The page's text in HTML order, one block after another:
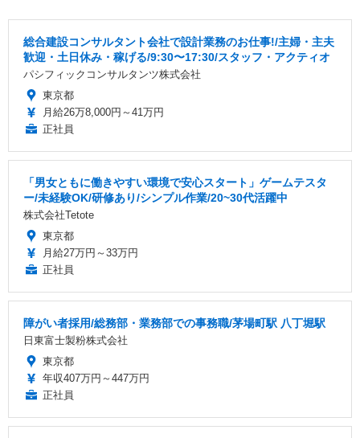
総合建設コンサルタント会社で設計業務のお仕事!/主婦・主夫
歓迎・土日休み・稼げる/9:30〜17:30/スタッフ・アクティオ
パシフィックコンサルタンツ株式会社
東京都
月給26万8,000円～41万円
正社員
「男女ともに働きやすい環境で安心スタート」ゲームテスタ
ー/未経験OK/研修あり/シンプル作業/20~30代活躍中
株式会社Tetote
東京都
月給27万円～33万円
正社員
障がい者採用/総務部・業務部での事務職/茅場町駅 八丁堀駅
日東富士製粉株式会社
東京都
年収407万円～447万円
正社員